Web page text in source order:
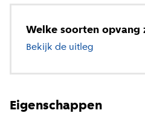
Welke soorten opvang
Bekijk de uitleg over
Eigenschappen